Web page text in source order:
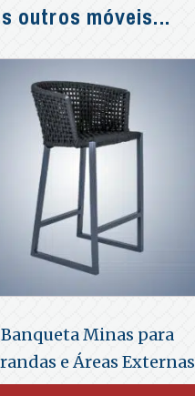
outros móveis...
Banqueta Minas para
e Áreas Externas